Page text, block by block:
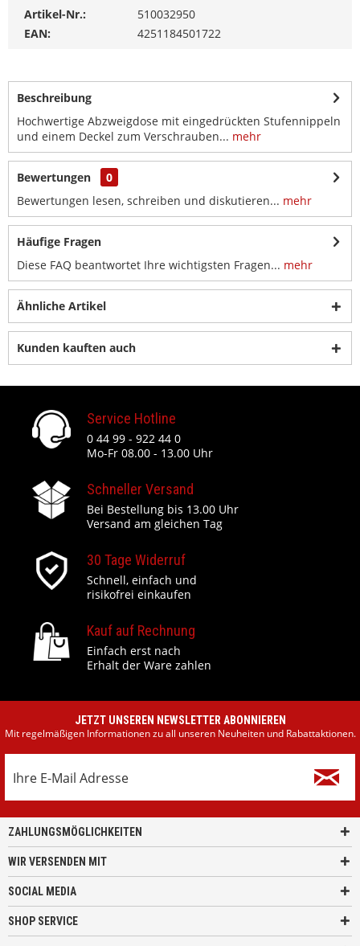
Artikel-Nr.:
510032950
EAN:
4251184501722
Beschreibung
Hochwertige Abzweigdose mit eingedrückten Stufennippeln
und einem Deckel zum Verschrauben... mehr
Bewertungen
0
Bewertungen lesen, schreiben und diskutieren... mehr
Häufige Fragen
Diese FAQ beantwortet Ihre wichtigsten Fragen... mehr
Ähnliche Artikel
Kunden kauften auch
Service Hotline
0 44 99 - 922 44 0
Mo-Fr 08.00 - 13.00 Uhr
Schneller Versand
Bei Bestellung bis 13.00 Uhr
Versand am gleichen Tag
30 Tage Widerruf
Schnell, einfach und
risikofrei einkaufen
Kauf auf Rechnung
Einfach erst nach
Erhalt der Ware zahlen
JETZT UNSEREN NEWSLETTER ABONNIEREN
Mit regelmäßigen Informationen zu all unseren Neuheiten und Rabattaktionen.
ZAHLUNGSMÖGLICHKEITEN
WIR VERSENDEN MIT
SOCIAL MEDIA
SHOP SERVICE